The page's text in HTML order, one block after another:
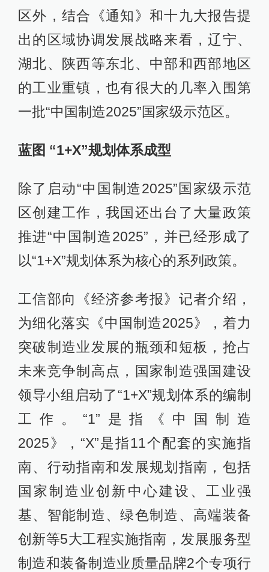
区外，结合《通知》和十九大报告提
出的区域协调发展战略来看，辽宁、
湖北、陕西等东北、中部和西部地区
的工业重镇，也有很大的几率入围第
一批“中国制造2025”国家级示范区。
蓝图 “1+X”规划体系成型
除了启动“中国制造2025”国家级示范
区创建工作，我国还出台了大量政策
推进“中国制造2025”，并已经形成了
以“1+X”规划体系为核心的系列政策。
工信部向《经济参考报》记者介绍，
为细化落实《中国制造2025》，着力
突破制造业发展的瓶颈和短板，抢占
未来竞争制高点，国家制造强国建设
领导小组启动了“1+X”规划体系的编制
工作。“1”是指《中国制造
2025》，“X”是指11个配套的实施指
南、行动指南和发展规划指南，包括
国家制造业创新中心建设、工业强
基、智能制造、绿色制造、高端装备
创新等5大工程实施指南，发展服务型
制造和装备制造业质量品牌2个专项行